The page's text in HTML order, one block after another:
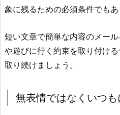
象に残るための必須条件でもあ
短い文章で簡単な内容のメー
や遊びに行く約束を取り付け
取り続けましょう。
無表情ではなくいつ